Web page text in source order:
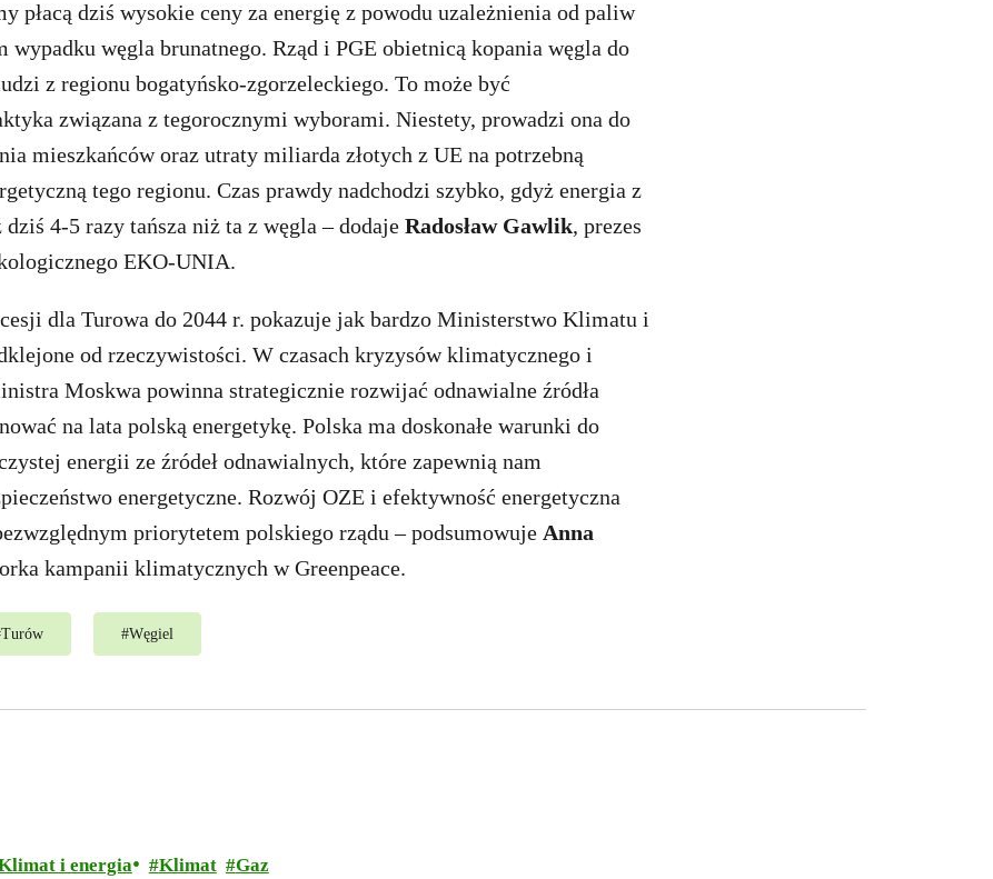
płacą dziś wysokie ceny za energię z powodu uzależnienia od paliw
wypadku węgla brunatnego. Rząd i PGE obietnicą kopania węgla do
z regionu bogatyńsko-zgorzeleckiego. To może być
związana z tegorocznymi wyborami. Niestety, prowadzi ona do
mieszkańców oraz utraty miliarda złotych z UE na potrzebną
tego regionu. Czas prawdy nadchodzi szybko, gdyż energia z
4-5 razy tańsza niż ta z węgla – dodaje Radosław Gawlik, prezes
EKO-UNIA.
dla Turowa do 2044 r. pokazuje jak bardzo Ministerstwo Klimatu i
od rzeczywistości. W czasach kryzysów klimatycznego i
Moskwa powinna strategicznie rozwijać odnawialne źródła
na lata polską energetykę. Polska ma doskonałe warunki do
energii ze źródeł odnawialnych, które zapewnią nam
energetyczne. Rozwój OZE i efektywność energetyczna
priorytetem polskiego rządu – podsumowuje Anna
kampanii klimatycznych w Greenpeace.
Turów #Węgiel
i energia Klimat Gaz